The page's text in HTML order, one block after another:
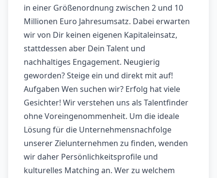
in einer Größenordnung zwischen 2 und 10
Millionen Euro Jahresumsatz. Dabei erwarten
wir von Dir keinen eigenen Kapitaleinsatz,
stattdessen aber Dein Talent und
nachhaltiges Engagement. Neugierig
geworden? Steige ein und direkt mit auf!
Aufgaben Wen suchen wir? Erfolg hat viele
Gesichter! Wir verstehen uns als Talentfinder
ohne Voreingenommenheit. Um die ideale
Lösung für die Unternehmensnachfolge
unserer Zielunternehmen zu finden, wenden
wir daher Persönlichkeitsprofile und
kulturelles Matching an. Wer zu welchem